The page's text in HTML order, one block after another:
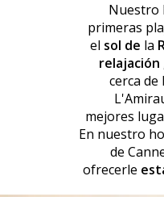
Nuestro
primeras
el sol de la
relajación
cerca de
mejores
En nuestro
de
ofrecerle